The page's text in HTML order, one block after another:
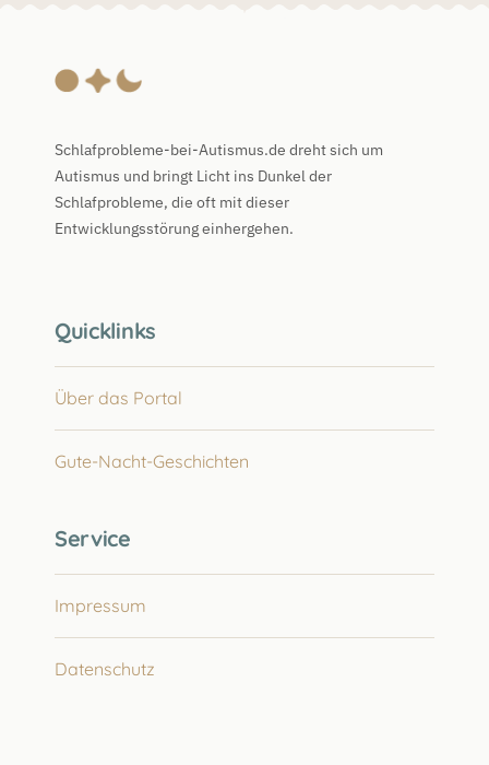
Schlafprobleme-bei-Autismus.de dreht sich um
Autismus und bringt Licht ins Dunkel der
Schlafprobleme, die oft mit dieser
Entwicklungsstörung einhergehen.
Quicklinks
Über das Portal
Gute-Nacht-Geschichten
Service
Impressum
Datenschutz